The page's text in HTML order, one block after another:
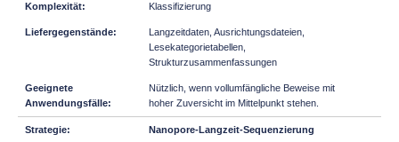
Klassifizierung
Langzeitdaten, Ausrichtungsdateien,
Lesekategorietabellen,
Strukturzusammenfassungen
Nützlich, wenn vollumfängliche Beweise mit
hoher Zuversicht im Mittelpunkt stehen.
Nanopore-Langzeit-Sequenzierung